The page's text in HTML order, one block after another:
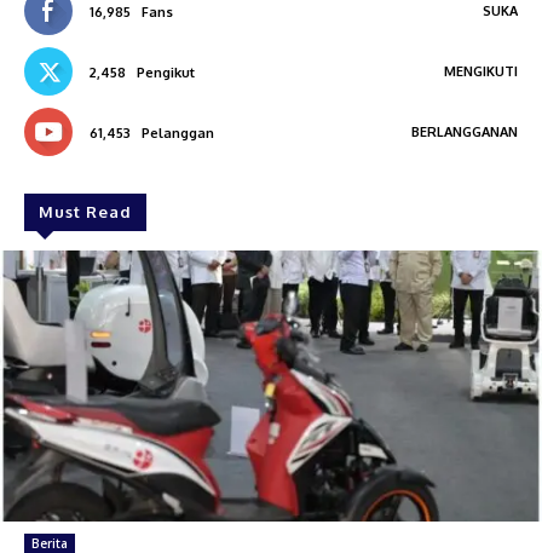
16,985 Fans SUKA
2,458 Pengikut MENGIKUTI
61,453 Pelanggan BERLANGGANAN
Must Read
Berita